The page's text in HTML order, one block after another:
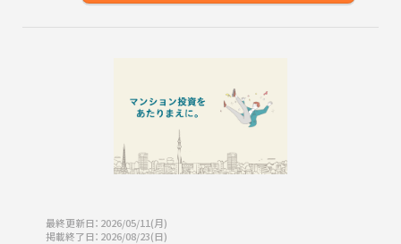
最終更新日：2026/05/11(月)
掲載終了日：2026/08/23(日)